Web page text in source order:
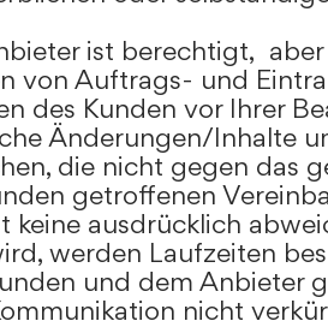
ist berechtigt,
von Auftrags- und
des Kunden vor Ihrer
Änderungen/Inhalte
die nicht gegen das
getroffenen
ausdrücklich
werden Laufzeiten
und dem Anbieter
nicht